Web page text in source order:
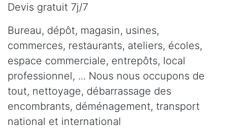
Devis gratuit 7j/7
Bureau, dépôt, magasin, usines,
commerces, restaurants, ateliers, écoles,
espace commerciale, entrepôts, local
professionnel, ... Nous nous occupons de
tout, nettoyage, débarrassage des
encombrants, déménagement, transport
national et international